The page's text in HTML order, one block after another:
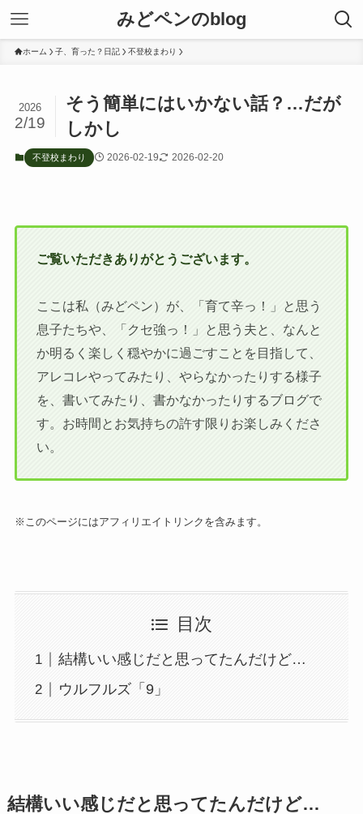
みどペンのblog
ホーム 子、育った？日記 不登校まわり
そう簡単にはいかない話？…だが
しかし
2026
2/19
不登校まわり 2026-02-19 2026-02-20
ご覧いただきありがとうございます。
ここは私（みどペン）が、「育て辛っ！」と思う
息子たちや、「クセ強っ！」と思う夫と、なんと
か明るく楽しく穏やかに過ごすことを目指して、
アレコレやってみたり、やらなかったりする様子
を、書いてみたり、書かなかったりするブログで
す。お時間とお気持ちの許す限りお楽しみくださ
い。
※このページにはアフィリエイトリンクを含みます。
目次
結構いい感じだと思ってたんだけど…
ウルフルズ「9」
結構いい感じだと思ってたんだけど…